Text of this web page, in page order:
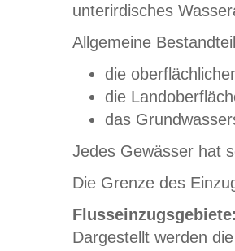
unterirdisches
Allgemeine
die
die
das
Jedes Gewässer hat
Die Grenze des
Dargestellt werden